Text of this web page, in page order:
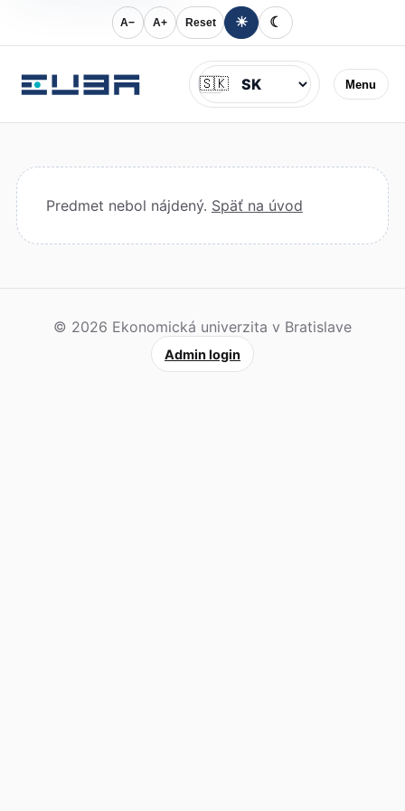
A− A+ Reset ☀ ☾
Menu
Jazyk
🇸🇰
Predmet nebol nájdený. Späť na úvod
© 2026 Ekonomická univerzita v Bratislave
Admin login